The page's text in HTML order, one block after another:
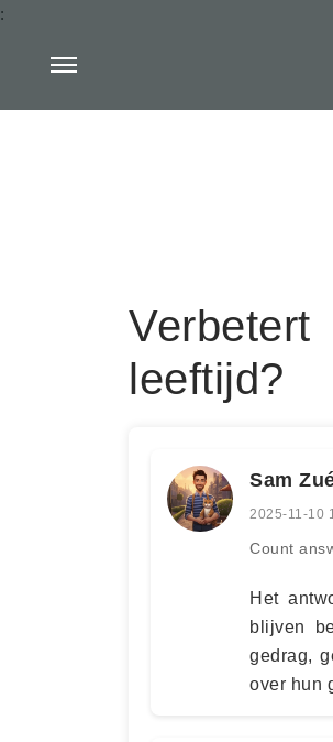
:
leeftijd?
Sam
2025-11-10
Count
Het
blijven
gedrag,
over hun